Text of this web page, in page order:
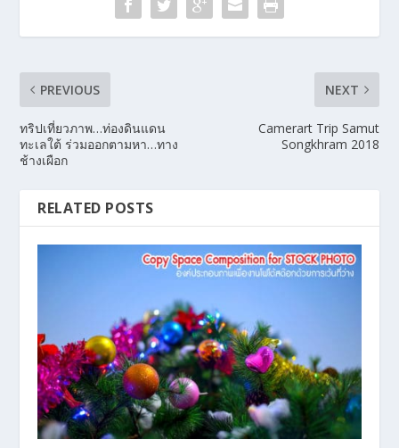
PREVIOUS
ทริปเที่ยวภาพ…ท่องดินแดน
ทะเลใต้ ร่วมออกตามหา…ทาง
ช้างเผือก
NEXT
Camerart Trip Samut
Songkhram 2018
RELATED POSTS